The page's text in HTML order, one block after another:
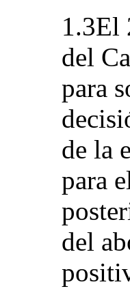
1.3El
del
para
de la
para
del